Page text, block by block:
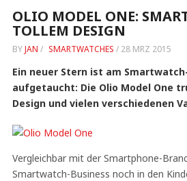
OLIO MODEL ONE:
TOLLEM DESIGN
BYJAN / SMARTWATCHES / 28 MRZ 2015
Ein neuer Stern ist am
aufgetaucht: Die Olio Model One
Design und vielen verschiedenen
Vergleichbar mit der Smartphone-
Smartwatch-Business noch in den